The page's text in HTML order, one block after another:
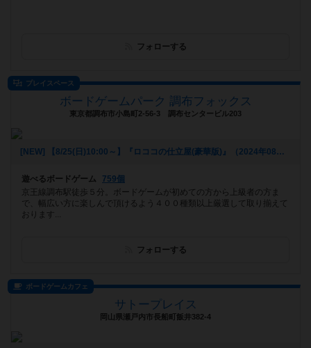
フォローする
プレイスペース
ボードゲームパーク 調布フォックス
東京都調布市小島町2-56-3 調布センタービル203
[NEW] 【8/25(日)10:00～】『ロココの仕立屋(豪華版)』（2024年08月24日 17時44分）
遊べるボードゲーム
759個
京王線調布駅徒歩５分。ボードゲームが初めての方から上級者の方ま
で、幅広い方に楽しんで頂けるよう４００種類以上厳選して取り揃えて
おります...
フォローする
ボードゲームカフェ
サトープレイス
岡山県瀬戸内市長船町飯井382-4